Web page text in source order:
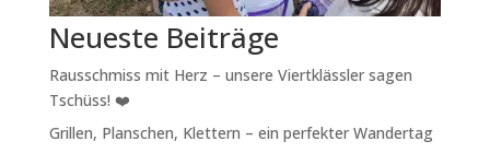
Neueste Beiträge
Rausschmiss mit Herz – unsere Viertklässler sagen
Tschüss! ❤️
Grillen, Planschen, Klettern – ein perfekter Wandertag